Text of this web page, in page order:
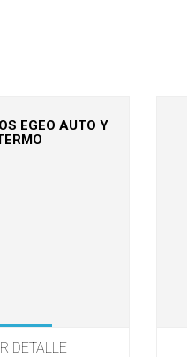
EGEO AUTO Y
DETALLE